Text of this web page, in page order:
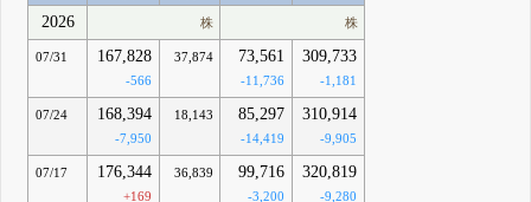
2026 株 株
07/31 167,828
-566
37,874 73,561
-11,736
309,733
-1,181
07/24 168,394
-7,950
18,143 85,297
-14,419
310,914
-9,905
07/17 176,344
+169
36,839 99,716
-3,200
320,819
-9,280